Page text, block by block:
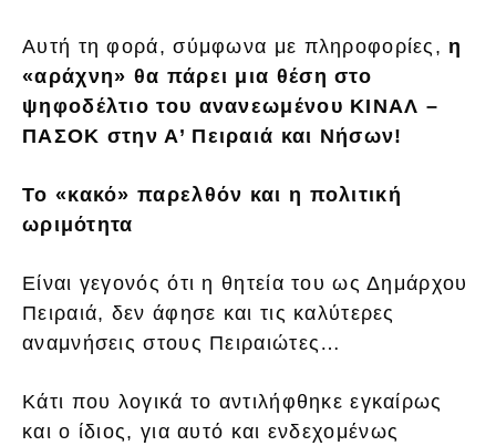
Αυτή τη φορά, σύμφωνα με πληροφορίες, η
«αράχνη» θα πάρει μια θέση στο
ψηφοδέλτιο του ανανεωμένου ΚΙΝΑΛ –
ΠΑΣΟΚ στην Α’ Πειραιά και Νήσων!
Το «κακό» παρελθόν και η πολιτική
ωριμότητα
Είναι γεγονός ότι η θητεία του ως Δημάρχου
Πειραιά, δεν άφησε και τις καλύτερες
αναμνήσεις στους Πειραιώτες…
Κάτι που λογικά το αντιλήφθηκε εγκαίρως
και ο ίδιος, για αυτό και ενδεχομένως